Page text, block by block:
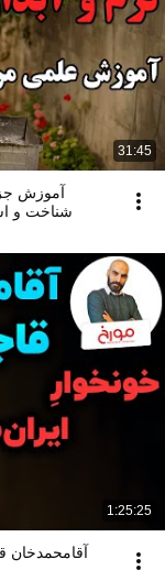
31:45
آموزش
شناخت و
1:25:25
آقامحمدخان